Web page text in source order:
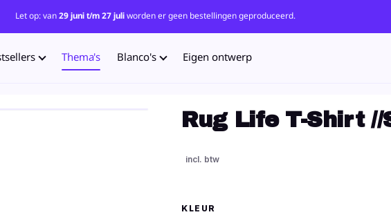
Let op: van29 juni t/m 27 juliworden er geen bestellingen geproduceerd.
Thema's Blanco's Eigen ontwerp
Rug Life T-Shirt //